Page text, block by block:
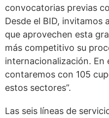
convocatorias previas
Desde el BID, invitamos
que aprovechen esta
más competitivo su
internacionalización. En
contaremos con 105
estos sectores”.
Las seis líneas de